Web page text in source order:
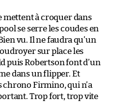
mettent à croquer dans
se serre les coudes en
vu. Il ne faudra qu’un
sur place les
puis Robertson font d’un
dans un flipper. Et
Firmino, qui n’a
Trop fort, trop vite